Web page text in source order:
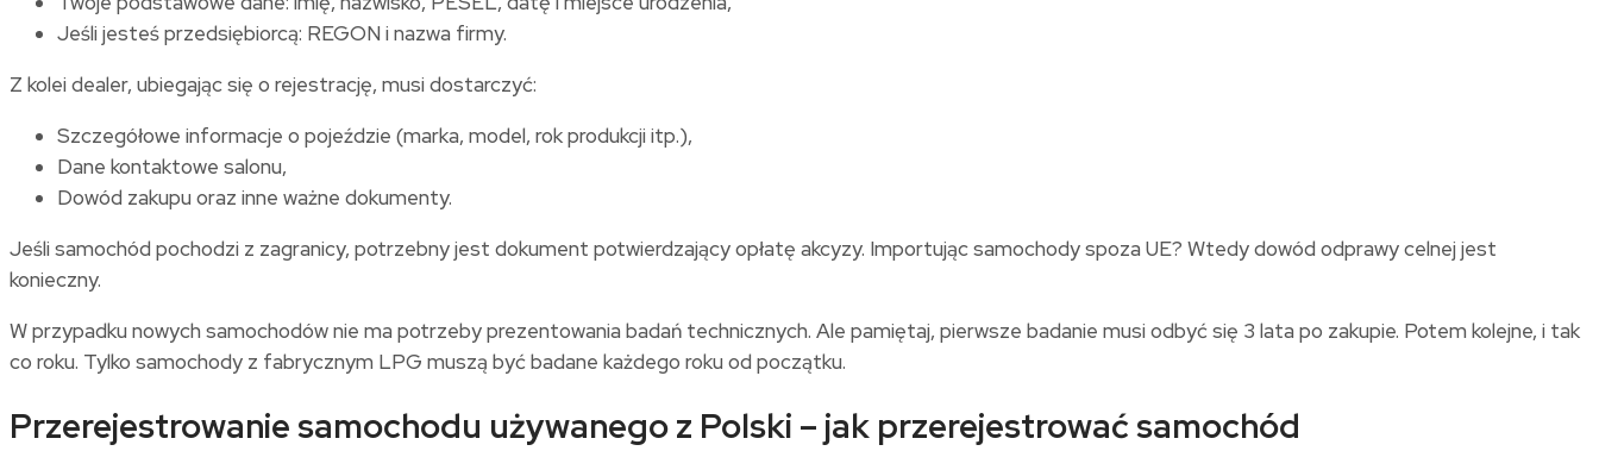
Jeśli jesteś przedsiębiorcą: REGON i nazwa firmy.
Z kolei dealer, ubiegając się o rejestrację, musi dostarczyć:
Szczegółowe informacje o pojeździe (marka, model, rok produkcji itp.),
Dane kontaktowe salonu,
Dowód zakupu oraz inne ważne dokumenty.
Jeśli samochód pochodzi z zagranicy, potrzebny jest dokument potwierdzający opłatę akcyzy. Importując samochody spoza UE? Wtedy dowód odprawy celnej jest
konieczny.
W przypadku nowych samochodów nie ma potrzeby prezentowania badań technicznych. Ale pamiętaj, pierwsze badanie musi odbyć się 3 lata po zakupie. Potem kolejne, i tak
co roku. Tylko samochody z fabrycznym LPG muszą być badane każdego roku od początku.
Przerejestrowanie samochodu używanego z Polski – jak przerejestrować samochód